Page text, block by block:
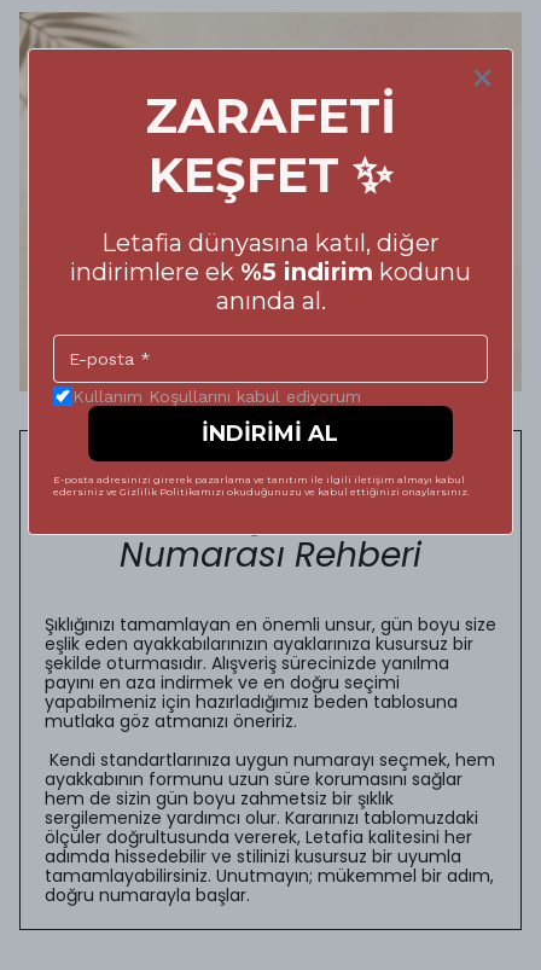
Adımlarınızda Kusursuz
Numarası Rehberi
Şıklığınızı tamamlayan en önemli unsur, gün boyu size
eşlik eden ayakkabılarınızın ayaklarınıza kusursuz bir
şekilde oturmasıdır. Alışveriş sürecinizde yanılma
payını en aza indirmek ve en doğru seçimi
yapabilmeniz için hazırladığımız beden tablosuna
mutlaka göz atmanızı öneririz.
Kendi standartlarınıza uygun numarayı seçmek, hem
ayakkabının formunu uzun süre korumasını sağlar
hem de sizin gün boyu zahmetsiz bir şıklık
sergilemenize yardımcı olur. Kararınızı tablomuzdaki
ölçüler doğrultusunda vererek, Letafia kalitesini her
adımda hissedebilir ve stilinizi kusursuz bir uyumla
tamamlayabilirsiniz. Unutmayın; mükemmel bir adım,
doğru numarayla başlar.
ZARAFETİ
KEŞFET ✨
Letafia dünyasına katıl, diğer
indirimlere ek %5 indirim kodunu
anında al.
Kullanım Koşullarını kabul ediyorum
İNDİRİMİ AL
E-posta adresinizi girerek pazarlama ve tanıtım ile ilgili iletişim almayı kabul
edersiniz ve Gizlilik Politikamızı okuduğunuzu ve kabul ettiğinizi onaylarsınız.